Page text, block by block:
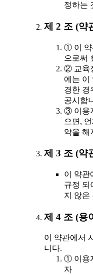
정하는
제 2 조 (약
① 이 약
으로써
② 교육
에는 이
경한 경
공시합
③ 이용
으면,
약을 해
제 3 조 (약
이 약관
규정 되
지 않은
제 4 조 (용
이 약관에서
니다.
① 이용
자